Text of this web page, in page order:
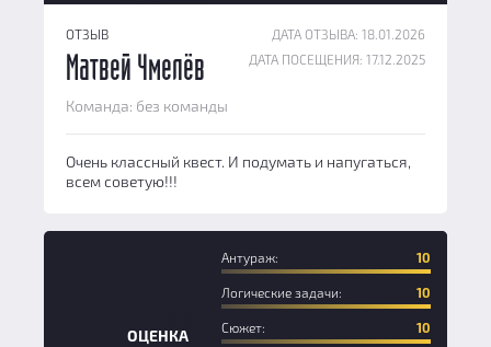
ОТЗЫВ
ДАТА ОТЗЫВА: 18.01.2026
ДАТА ПОСЕЩЕНИЯ: 17.12.2025
Матвей Чмелёв
Команда: без команды
Очень классный квест. И подумать и напугаться,
всем советую!!!
ОЦЕНКА
Антураж: 10
Логические задачи: 10
Сюжет: 10